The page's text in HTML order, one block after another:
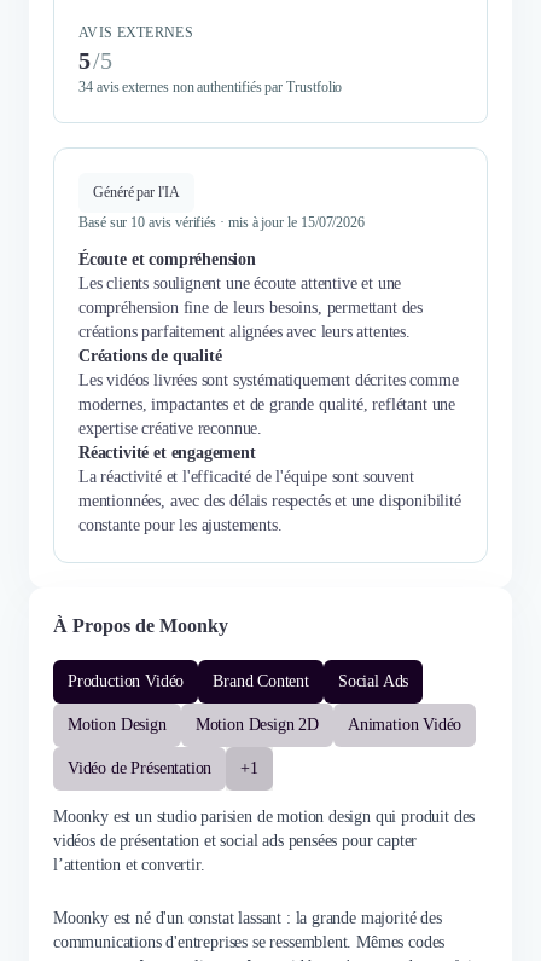
AVIS EXTERNES
5/5
34 avis externes non authentifiés par Trustfolio
Généré par l'IA
Basé sur 10 avis vérifiés · mis à jour le 15/07/2026
Écoute et compréhension
Les clients soulignent une écoute attentive et une
compréhension fine de leurs besoins, permettant des
créations parfaitement alignées avec leurs attentes.
Créations de qualité
Les vidéos livrées sont systématiquement décrites comme
modernes, impactantes et de grande qualité, reflétant une
expertise créative reconnue.
Réactivité et engagement
La réactivité et l'efficacité de l'équipe sont souvent
mentionnées, avec des délais respectés et une disponibilité
constante pour les ajustements.
À Propos de Moonky
Production Vidéo Brand Content Social Ads
Motion Design Motion Design 2D Animation Vidéo
Vidéo de Présentation +1
Moonky est un studio parisien de motion design qui produit des
vidéos de présentation et social ads pensées pour capter
l’attention et convertir.
Moonky est né d'un constat lassant : la grande majorité des
communications d'entreprises se ressemblent. Mêmes codes